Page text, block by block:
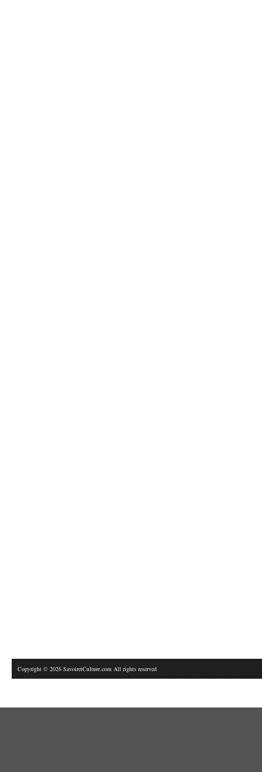
Copyright © 2026 SavoiretCulture.com All rights reserved